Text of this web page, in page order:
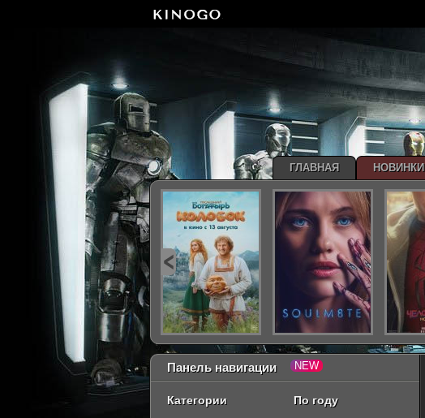
Панель навигации
Категории По году
ГЛАВНАЯ НОВИНКИ